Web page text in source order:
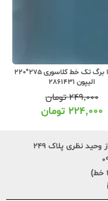
دفتر 100 برگ تک خط کلاسوری 275*220
الیپون 2861431
۲۴۹,۰۰۰تومان
۲۲۴,۰۰۰ تومان